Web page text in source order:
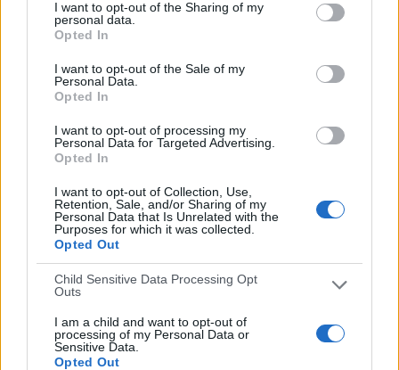
I want to opt-out of the Sharing of my
personal data.
Opted In
I want to opt-out of the Sale of my
Personal Data.
Opted In
I want to opt-out of processing my
Personal Data for Targeted Advertising.
Opted In
I want to opt-out of Collection, Use,
Retention, Sale, and/or Sharing of my
Personal Data that Is Unrelated with the
Purposes for which it was collected.
Opted Out
Child Sensitive Data Processing Opt
Outs
I am a child and want to opt-out of
processing of my Personal Data or
Sensitive Data.
Opted Out
ÚLTIMO PARTIDO EN ABIERTO
UEFA TV
57 (25,45%)
RTVE Play
34 (15,18%)
Eurosport 2
16 (7,14%)
ARD Das Erste
16 (7,14%)
Ver ranking completo
CANALES TV
DÍAS
SIN PARTIDO
PARTIDOS
0
CONSECUTIVOS
DE PAGO